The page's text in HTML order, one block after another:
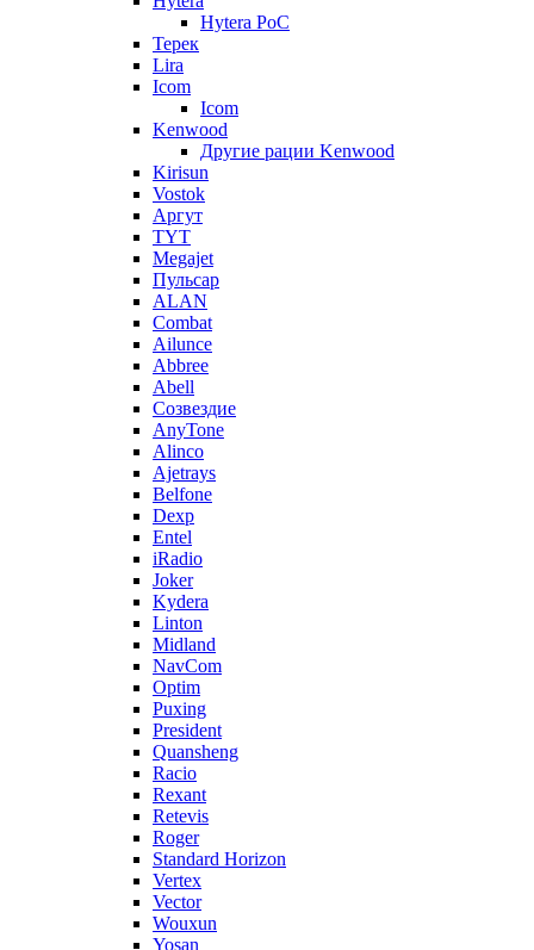
Hytera PoC
Терек
Lira
Icom
Icom
Kenwood
Другие рации Kenwood
Kirisun
Vostok
Аргут
TYT
Megajet
Пульсар
ALAN
Combat
Ailunce
Abbree
Abell
Созвездие
AnyTone
Alinco
Ajetrays
Belfone
Dexp
Entel
iRadio
Joker
Kydera
Linton
Midland
NavCom
Optim
Puxing
President
Quansheng
Racio
Rexant
Retevis
Roger
Standard Horizon
Vertex
Vector
Wouxun
Yosan